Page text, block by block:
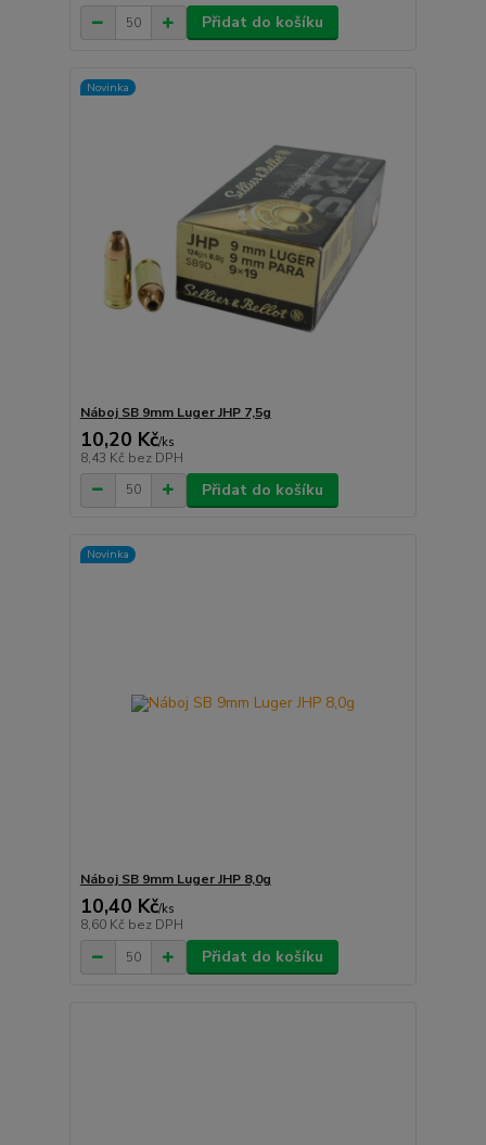
Přidat do košíku
Novinka
Náboj SB 9mm Luger JHP 7,5g
10,20 Kč/ks
8,43 Kč bez DPH
Přidat do košíku
Novinka
Náboj SB 9mm Luger JHP 8,0g
10,40 Kč/ks
8,60 Kč bez DPH
Přidat do košíku